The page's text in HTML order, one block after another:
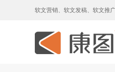
软文营销、软文发稿、软文推